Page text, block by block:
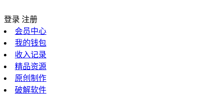
登录 注册
会员中心
我的钱包
收入记录
精品资源
原创制作
破解软件